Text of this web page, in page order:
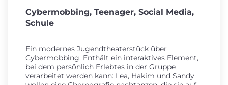
Cybermobbing, Teenager, Social Media,
Schule
Ein modernes Jugendtheaterstück über
Cybermobbing. Enthält ein interaktives Element,
bei dem persönlich Erlebtes in der Gruppe
verarbeitet werden kann: Lea, Hakim und Sandy